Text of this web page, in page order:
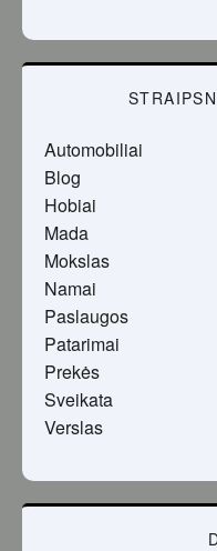
Automobiliai
Blog
Hobiai
Mada
Mokslas
Namai
Paslaugos
Patarimai
Prekės
Sveikata
Verslas